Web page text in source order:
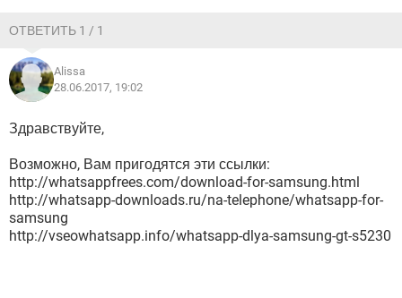
ОТВЕТИТЬ 1 / 1
Alissa
28.06.2017, 19:02
Здравствуйте,
Возможно, Вам пригодятся эти ссылки:
http://whatsappfrees.com/download-for-samsung.html
http://whatsapp-downloads.ru/na-telephone/whatsapp-for-
samsung
http://vseowhatsapp.info/whatsapp-dlya-samsung-gt-s5230